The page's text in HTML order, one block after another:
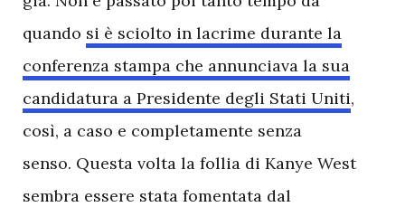
quando si è sciolto in lacrime durante la
conferenza stampa che annunciava la sua
candidatura a Presidente degli Stati Uniti,
così, a caso e completamente senza
senso. Questa volta la follia di Kanye West
sembra essere stata fomentata dal